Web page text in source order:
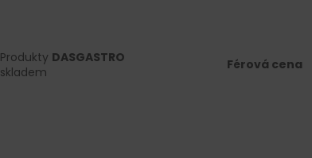
Produkty DASGASTRO
skladem
Férová cena